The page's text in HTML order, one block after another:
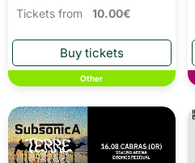
Tickets from 10.00€
Other